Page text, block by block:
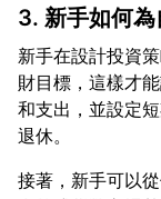
3. 新手如何為
新手在設計投資
財目標，這樣才
和支出，並設定
接著，新手可以